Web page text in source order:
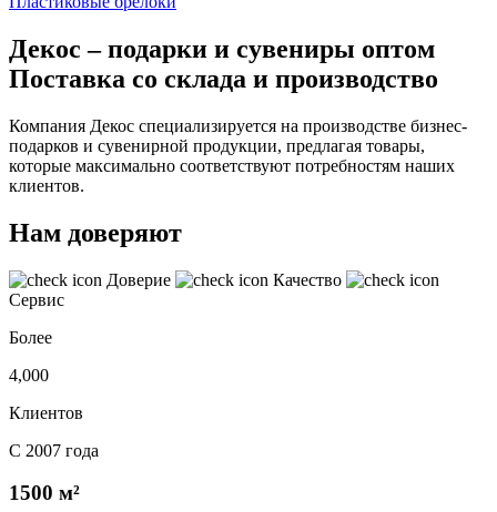
Декос – подарки и сувениры оптом
Поставка со склада и производство
Компания Декос специализируется на производстве бизнес-
подарков и сувенирной продукции, предлагая товары,
которые максимально соответствуют потребностям наших
клиентов.
Нам доверяют
Доверие
Качество
Сервис
Более
4,000
Клиентов
С 2007 года
1500 м²